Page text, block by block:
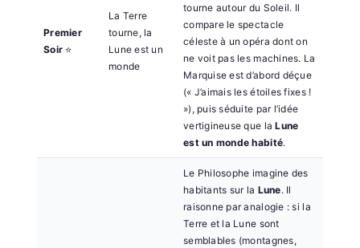
Premier
Soir ⭐
La Terre
tourne, la
Lune est un
monde
tourne autour du Soleil. Il
compare le spectacle
céleste à un opéra dont on
ne voit pas les machines. La
Marquise est d’abord déçue
(« J’aimais les étoiles fixes !
»), puis séduite par l’idée
vertigineuse que laLune
est un monde habité.
Le Philosophe imagine des
habitants sur la Lune. Il
raisonne par analogie : si la
Terre et la Lune sont
semblables (montagnes,